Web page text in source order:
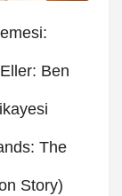
Ben
The
Story)